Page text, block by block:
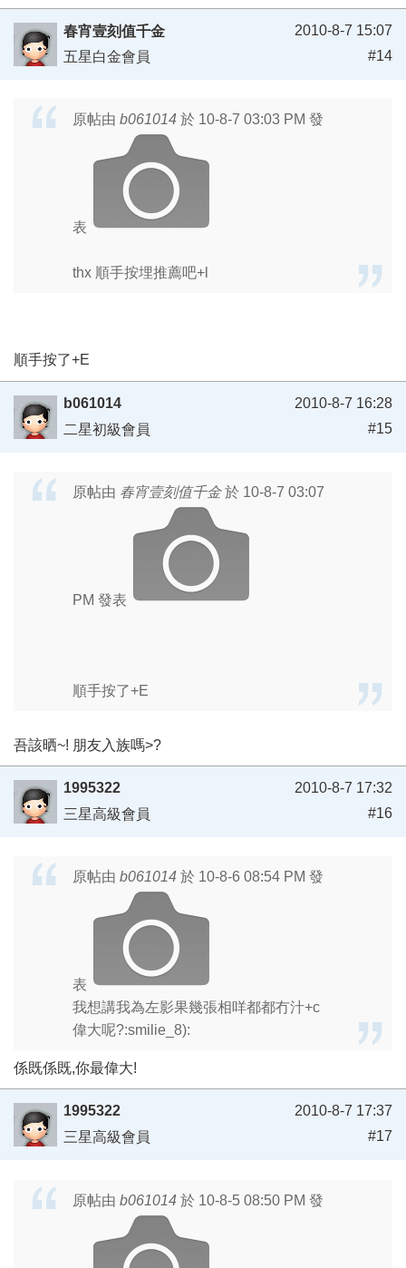
春宵壹刻值千金
五星白金會員
2010-8-7 15:07
#14
原帖由 b061014 於 10-8-7 03:03 PM 發
表
thx 順手按埋推薦吧+l
順手按了+E
b061014
二星初級會員
2010-8-7 16:28
#15
原帖由 春宵壹刻值千金於 10-8-7 03:07
PM 發表
順手按了+E
吾該晒~! 朋友入族嗎>?
1995322
三星高級會員
2010-8-7 17:32
#16
原帖由 b061014 於 10-8-6 08:54 PM 發
表
我想講我為左影果幾張相咩都都冇汁+c
偉大呢?:smilie_8):
係既係既,你最偉大!
1995322
三星高級會員
2010-8-7 17:37
#17
原帖由 b061014 於 10-8-5 08:50 PM 發